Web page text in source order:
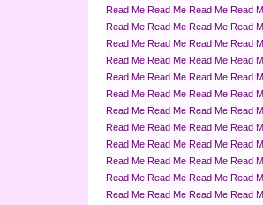
Read Me Read Me Read Me Read
Read Me Read Me Read Me Read
Read Me Read Me Read Me Read
Read Me Read Me Read Me Read
Read Me Read Me Read Me Read
Read Me Read Me Read Me Read
Read Me Read Me Read Me Read
Read Me Read Me Read Me Read
Read Me Read Me Read Me Read
Read Me Read Me Read Me Read
Read Me Read Me Read Me Read
Read Me Read Me Read Me Read